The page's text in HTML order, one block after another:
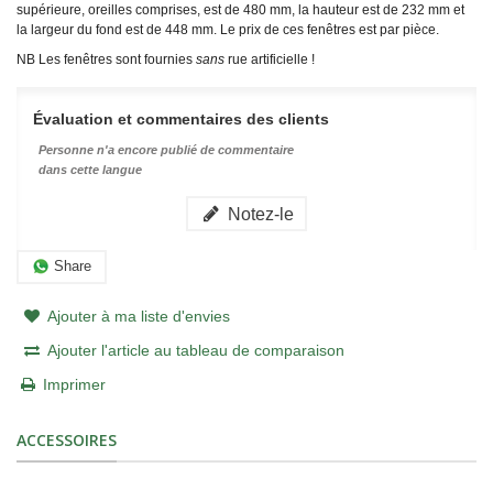
supérieure, oreilles comprises, est de 480 mm, la hauteur est de 232 mm et
la largeur du fond est de 448 mm. Le prix de ces fenêtres est par pièce.
NB Les fenêtres sont fournies sans rue artificielle !
Évaluation et commentaires des clients
Personne n'a encore publié de commentaire
dans cette langue
Notez-le
Share
Ajouter à ma liste d'envies
Ajouter l'article au tableau de comparaison
Imprimer
ACCESSOIRES